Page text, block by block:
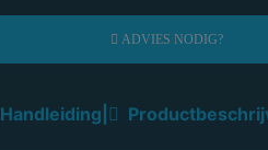
ADVIES NODIG?
Handleiding